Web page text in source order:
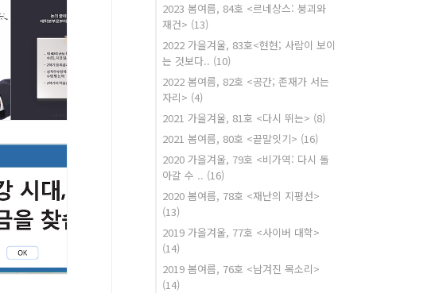
2023 봄여름, 84호 <르네상스: 붕괴와
재건> (13)
2022 가을겨울, 83호<현현; 사람이 보이
는 것보다.. (10)
2022 봄여름, 82호 <공간; 존재가 서는
자리> (4)
2021 가을겨울, 81호 <다시 뛰는> (8)
2021 봄여름, 80호 <끝말잇기> (16)
2020 가을겨울, 79호 <비가역: 다시 돌
아갈 수 .. (16)
2020 봄여름, 78호 <재난의 지평선>
(13)
2019 가을겨울, 77호 <사이버 대학>
(14)
2019 봄여름, 76호 <남겨진 목소리>
(14)